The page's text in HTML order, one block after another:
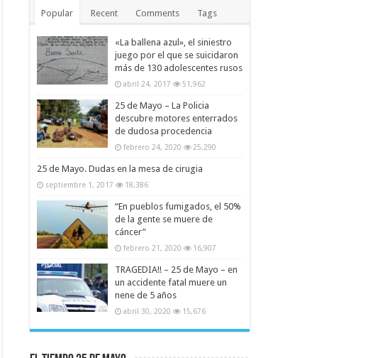
Popular Recent Comments Tags
«La ballena azul», el siniestro
juego por el que se suicidaron
más de 130 adolescentes rusos
abril 24, 2017 51,962
25 de Mayo – La Policia
descubre motores enterrados
de dudosa procedencia
febrero 24, 2020 25,290
25 de Mayo. Dudas en la mesa de cirugia
septiembre 1, 2017 18,386
“En pueblos fumigados, el 50%
de la gente se muere de
cáncer”
febrero 21, 2020 16,907
TRAGEDIA!! – 25 de Mayo – en
un accidente fatal muere un
nene de 5 años
abril 30, 2020 15,676